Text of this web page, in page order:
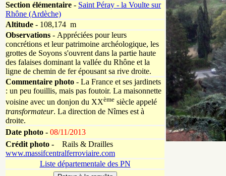
Section élémentaire - Saint Péray - la Voulte sur
Rhône (Ardèche)
Altitude - 108,174 m
Observations - Appréciées pour leurs
concrétions et leur patrimoine archéologique, les
grottes de Soyons s'ouvrent dans la partie haute
des falaises dominant la vallée du Rhône et la
ligne de chemin de fer épousant sa rive droite.
Commentaire photo - La France et ses jardinets
: un peu fouillis, mais pas foutoir. La maisonnette
voisine avec un donjon du XXème siècle appelé
transformateur. La direction de Nîmes est à
droite.
Date photo - 08/11/2013
Crédit photo - Rails & Drailles
www.massifcentralferroviaire.com
Liste départementale des PN